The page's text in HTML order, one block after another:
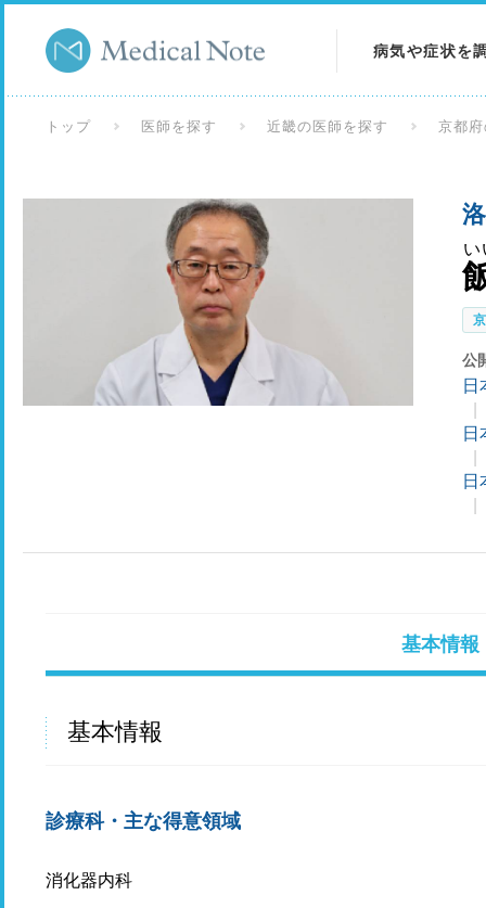
病気や症状を
検査を調べる
トップ 医師を探す 近畿の医師を探す 京都
い
公
日
日
日
基本情報
基本情報
診療科・主な得意領域
消化器内科